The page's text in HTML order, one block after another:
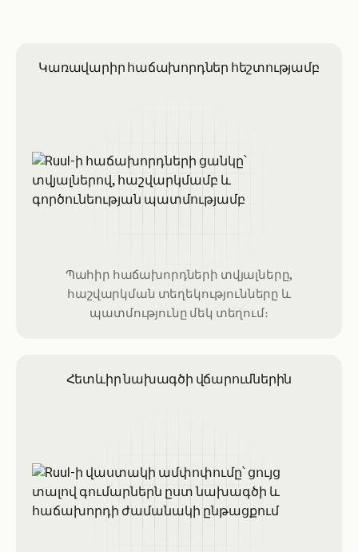
Կառավարիր հաճախորդներ հեշտությամբ
Պահիր հաճախորդների տվյալները,
հաշվարկման տեղեկությունները և
պատմությունը մեկ տեղում։
Հետևիր նախագծի վճարումներին